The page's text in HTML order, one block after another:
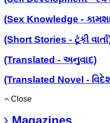
(Sex Knowledge -
(Short Stories - ટૂંકી
(Translated - અનુવાદ)
(Translated Novel -
Close
Magazines